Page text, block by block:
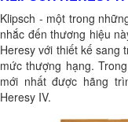
Klipsch - một trong
nhắc đến thương hiệu
Heresy với thiết kế sang
mức thượng hạng.
mới nhất được hãng
Heresy IV.